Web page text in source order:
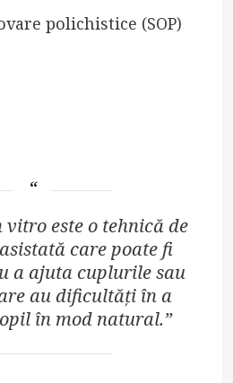
polichistice (SOP)
este o tehnică de
care poate fi
a ajuta cuplurile sau
au dificultăți în a
în mod natural.”